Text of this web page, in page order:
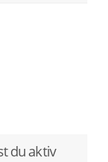
du aktiv